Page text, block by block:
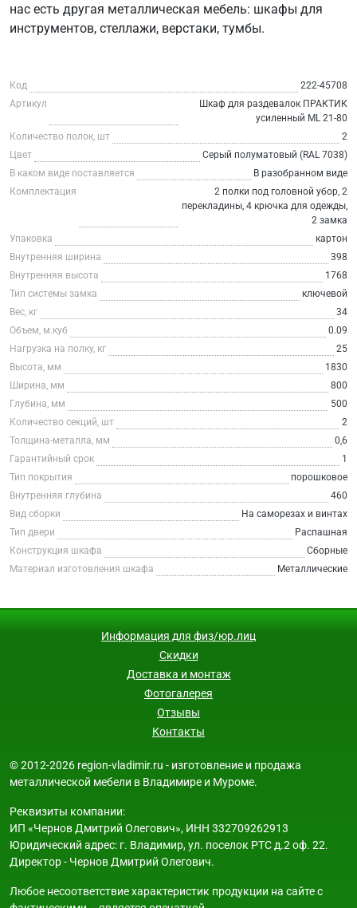
нас есть другая металлическая мебель: шкафы для
инструментов, стеллажи, верстаки, тумбы.
Код
222-45708
Артикул
Шкаф для раздевалок ПРАКТИК
усиленный ML 21-80
Количество полок, шт
2
Цвет
Серый полуматовый (RAL 7038)
В каком виде поставляется
В разобранном виде
Комплектация
2 полки под головной убор, 2
перекладины, 4 крючка для одежды,
2 замка
Упаковка
картон
Внутренняя ширина
398
Внутренняя высота
1768
Тип системы замка
ключевой
Вес, кг
34
Объем, м.куб
0.09
Нагрузка на полку, кг
25
Высота, мм
1830
Ширина, мм
800
Глубина, мм
500
Количество секций, шт
2
Толщина-металла, мм
0,6
Гарантийный срок
1
Тип покрытия
порошковое
Внутренняя глубина
460
Вид сборки
На саморезах и винтах
Тип двери
Распашная
Конструкция шкафа
Сборные
Материал изготовления шкафа
Металлические
Информация для физ/юр.лиц
Скидки
Доставка и монтаж
Фотогалерея
Отзывы
Контакты
© 2012-2026 region-vladimir.ru - изготовление и продажа
металлической мебели в Владимире и Муроме.
Реквизиты компании:
ИП «Чернов Дмитрий Олегович», ИНН 332709262913
Юридический адрес: г. Владимир, ул. поселок РТС д.2 оф. 22.
Директор - Чернов Дмитрий Олегович.
Любое несоответствие характеристик продукции на сайте с